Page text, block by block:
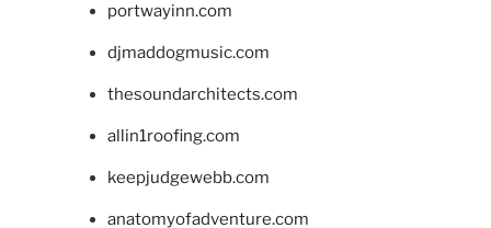
portwayinn.com
djmaddogmusic.com
thesoundarchitects.com
allin1roofing.com
keepjudgewebb.com
anatomyofadventure.com